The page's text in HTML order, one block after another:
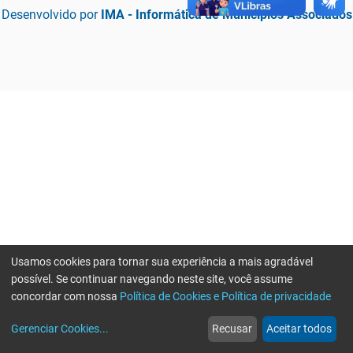
Desenvolvido por IMA - Informática de Municípios Associados
web
Notícias
more_horiz
Mais
Usamos cookies para tornar sua experiência a mais agradável
possível. Se continuar navegando neste site, você assume
concordar com nossa Política de Cookies e Política de privacidade
Gerenciar Cookies... Recusar Aceitar todos
Erro ao enviar informações, por favor tente novamente